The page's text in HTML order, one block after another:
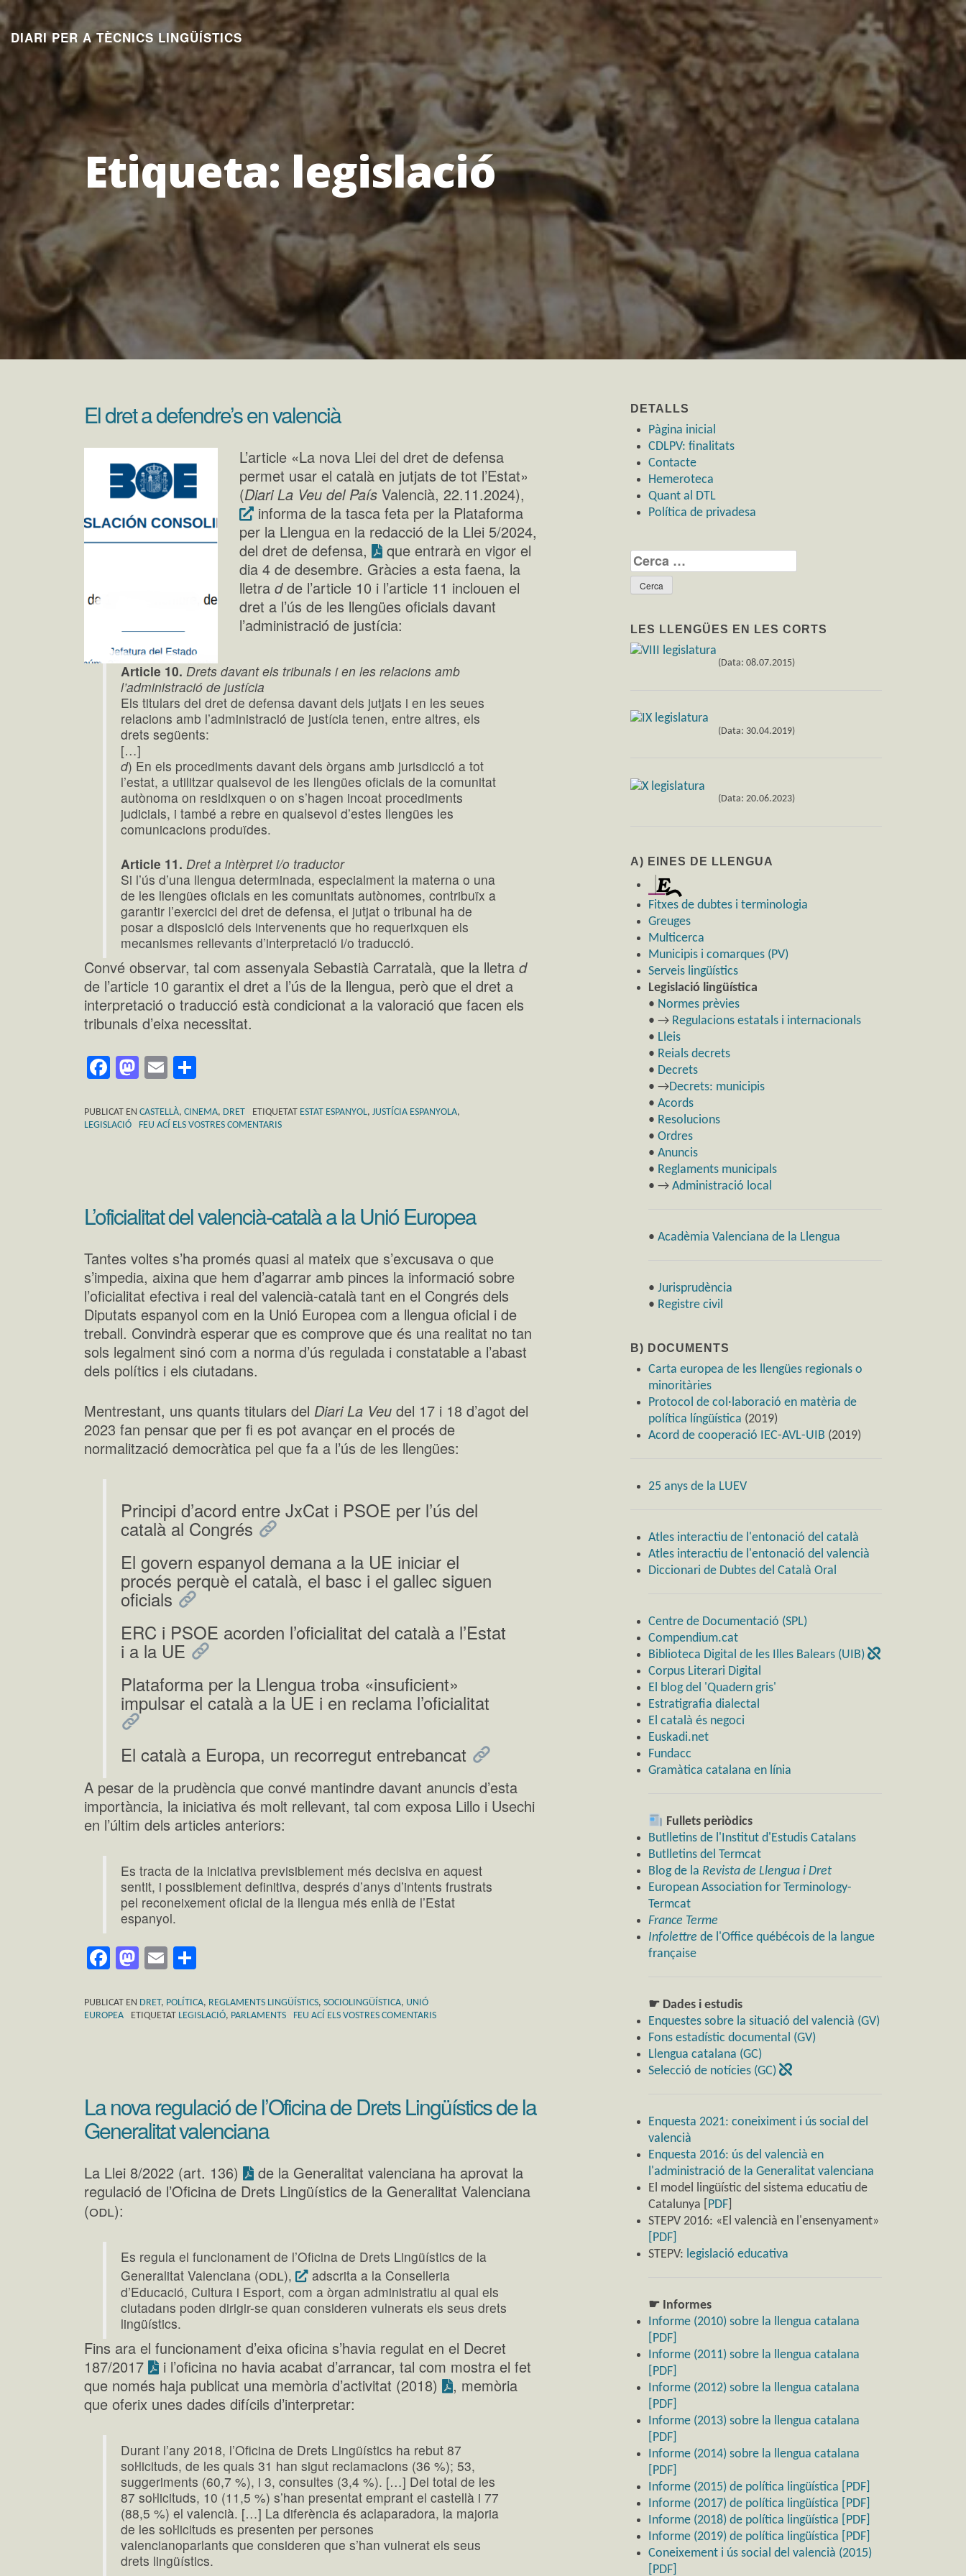
Aneu
al
contingut
DIARI PER A TÈCNICS LINGÜÍSTICS
Etiqueta:legislació
El dret a defendre’s en valencià
L’article «La nova Llei del dret de defensa
permet usar el català en jutjats de tot l’Estat»
(Diari La Veu del País Valencià, 22.11.2024),
informa de la tasca feta per la Plataforma
per la Llengua en la redacció de la Llei 5/2024,
del dret de defensa,
que entrarà en vigor el
dia 4 de desembre. Gràcies a esta faena, la
lletra dde l’article 10 i l’article 11 inclouen el
dret a l’ús de les llengües oficials davant
l’administració de justícia:
Article 10.Drets davant els tribunals i en les relacions amb
l’administració de justícia
Els titulars del dret de defensa davant dels jutjats i en les seues
relacions amb l’administració de justícia tenen, entre altres, els
drets següents:
[…]
d) En els procediments davant dels òrgans amb jurisdicció a tot
l’estat, a utilitzar qualsevol de les llengües oficials de la comunitat
autònoma on residixquen o on s’hagen incoat procediments
judicials, i també a rebre en qualsevol d’estes llengües les
comunicacions produïdes.
Article 11.Dret a intèrpret i/o traductor
Si l’ús d’una llengua determinada, especialment la materna o una
de les llengües oficials en les comunitats autònomes, contribuïx a
garantir l’exercici del dret de defensa, el jutjat o tribunal ha de
posar a disposició dels intervenents que ho requerixquen els
mecanismes rellevants d’interpretació i/o traducció.
Convé observar, tal com assenyala Sebastià Carratalà, que la lletra d
de l’article 10 garantix el dret a l’ús de la llengua, però que el dret a
interpretació o traducció està condicionat a la valoració que facen els
tribunals d’eixa necessitat.
Facebook
Mastodon
Email
PUBLICAT EN CASTELLÀ, CINEMA, DRET ETIQUETAT ESTAT ESPANYOL, JUSTÍCIA ESPANYOLA,
LEGISLACIÓ
FEU ACÍ ELS VOSTRES COMENTARIS
L’oficialitat del valencià-català a la Unió Europea
Tantes voltes s’ha promés quasi al mateix que s’excusava o que
s’impedia, aixina que hem d’agarrar amb pinces la informació sobre
l’oficialitat efectiva i real del valencià-català tant en el Congrés dels
Diputats espanyol com en la Unió Europea com a llengua oficial i de
treball. Convindrà esperar que es comprove que és una realitat no tan
sols legalment sinó com a norma d’ús regulada i constatable a l’abast
dels polítics i els ciutadans.
Mentrestant, uns quants titulars del Diari La Veu del 17 i 18 d’agot del
2023 fan pensar que per fi es pot avançar en el procés de
normalització democràtica pel que fa a l’ús de les llengües:
Principi d’acord entre JxCat i PSOE per l’ús del
català al Congrés
El govern espanyol demana a la UE iniciar el
procés perquè el català, el basc i el gallec siguen
oficials
ERC i PSOE acorden l’oficialitat del català a l’Estat
i a la UE
Plataforma per la Llengua troba «insuficient»
impulsar el català a la UE i en reclama l’oficialitat
El català a Europa, un recorregut entrebancat
A pesar de la prudència que convé mantindre davant anuncis d’esta
importància, la iniciativa és molt rellevant, tal com exposa Lillo i Usechi
en l’últim dels articles anteriors:
Es tracta de la iniciativa previsiblement més decisiva en aquest
sentit, i possiblement definitiva, després d’anys d’intents frustrats
pel reconeixement oficial de la llengua més enllà de l’Estat
espanyol.
Facebook
Mastodon
Email
PUBLICAT EN DRET, POLÍTICA, REGLAMENTS LINGÜÍSTICS, SOCIOLINGÜÍSTICA, UNIÓ
EUROPEA
ETIQUETAT LEGISLACIÓ, PARLAMENTS FEU ACÍ ELS VOSTRES COMENTARIS
La nova regulació de l’Oficina de Drets Lingüístics de la
Generalitat valenciana
La Llei 8/2022 (art. 136)
de la Generalitat valenciana ha aprovat la
regulació de l’Oficina de Drets Lingüístics de la Generalitat Valenciana
(odl):
Es regula el funcionament de l’Oficina de Drets Lingüístics de la
Generalitat Valenciana (odl),
adscrita a la Conselleria
d’Educació, Cultura i Esport, com a òrgan administratiu al qual els
ciutadans poden dirigir-se quan consideren vulnerats els seus drets
lingüístics.
Fins ara el funcionament d’eixa oficina s’havia regulat en el Decret
187/2017
i l’oficina no havia acabat d’arrancar, tal com mostra el fet
que només haja publicat una memòria d’activitat (2018)
, memòria
que oferix unes dades difícils d’interpretar:
Durant l’any 2018, l’Oficina de Drets Lingüístics ha rebut 87
soŀlicituds, de les quals 31 han sigut reclamacions (36 %); 53,
suggeriments (60,7 %), i 3, consultes (3,4 %). […] Del total de les
87 soŀlicituds, 10 (11,5 %) s’han presentat emprant el castellà i 77
(88,5 %) el valencià. […] La diferència és aclaparadora, la majoria
de les soŀlicituds es presenten per persones
valencianoparlants que consideren que s’han vulnerat els seus
drets lingüístics.
DETALLS
Pàgina inicial
CDLPV: finalitats
Contacte
Hemeroteca
Quant al DTL
Política de privadesa
Cerca:
LES LLENGÜES EN LES CORTS
(Data: 08.07.2015)
(Data: 30.04.2019)
(Data: 20.06.2023)
A) EINES DE LLENGUA
Fitxes de dubtes i terminologia
Greuges
Multicerca
Municipis i comarques (PV)
Serveis lingüístics
Legislació lingüística
• Normes prèvies
• → Regulacions estatals i internacionals
• Lleis
• Reials decrets
• Decrets
• →Decrets: municipis
• Acords
• Resolucions
• Ordres
• Anuncis
• Reglaments municipals
• → Administració local
• Acadèmia Valenciana de la Llengua
• Jurisprudència
• Registre civil
B) DOCUMENTS
Carta europea de les llengües regionals o
minoritàries
Protocol de col·laboració en matèria de
política língüística (2019)
Acord de cooperació IEC-AVL-UIB (2019)
25 anys de la LUEV
Atles interactiu de l'entonació del català
Atles interactiu de l'entonació del valencià
Diccionari de Dubtes del Català Oral
Centre de Documentació (SPL)
Compendium.cat
Biblioteca Digital de les Illes Balears (UIB)
Corpus Literari Digital
El blog del 'Quadern gris'
Estratigrafia dialectal
El català és negoci
Euskadi.net
Fundacc
Gramàtica catalana en línia
Fullets periòdics
Butlletins de l'Institut d'Estudis Catalans
Butlletins del Termcat
Blog de la Revista de Llengua i Dret
European Association for Terminology-
Termcat
France Terme
Infolettre de l'Office québécois de la langue
française
☛ Dades i estudis
Enquestes sobre la situació del valencià (GV)
Fons estadístic documental (GV)
Llengua catalana (GC)
Selecció de notícies (GC)
Enquesta 2021: coneiximent i ús social del
valencià
Enquesta 2016: ús del valencià en
l'administració de la Generalitat valenciana
El model lingüístic del sistema educatiu de
Catalunya [
PDF
STEPV 2016: «El valencià en l'ensenyament»
[PDF]
STEPV: legislació educativa
☛ Informes
Informe (2010) sobre la llengua catalana
[PDF]
Informe (2011) sobre la llengua catalana
[PDF]
Informe (2012) sobre la llengua catalana
[PDF]
Informe (2013) sobre la llengua catalana
[PDF]
Informe (2014) sobre la llengua catalana
[PDF]
Informe (2015) de política lingüística [PDF]
Informe (2017) de política lingüística [PDF]
Informe (2018) de política lingüística [PDF]
Informe (2019) de política lingüística [PDF]
Coneixement i ús social del valencià (2015)
[PDF]